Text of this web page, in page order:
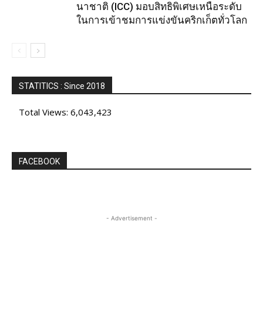
นาชาติ (ICC) มอบสิทธิพิเศษเหนือระดับ
ในการเข้าชมการแข่งขันคริกเก็ตทั่วโลก
STATITICS : Since 2018
Total Views: 6,043,423
FACEBOOK
- Advertisement -